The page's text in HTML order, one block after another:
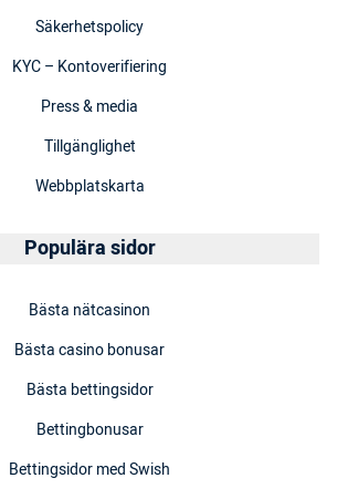
Säkerhetspolicy
KYC – Kontoverifiering
Press & media
Tillgänglighet
Webbplatskarta
Populära sidor
Bästa nätcasinon
Bästa casino bonusar
Bästa bettingsidor
Bettingbonusar
Bettingsidor med Swish